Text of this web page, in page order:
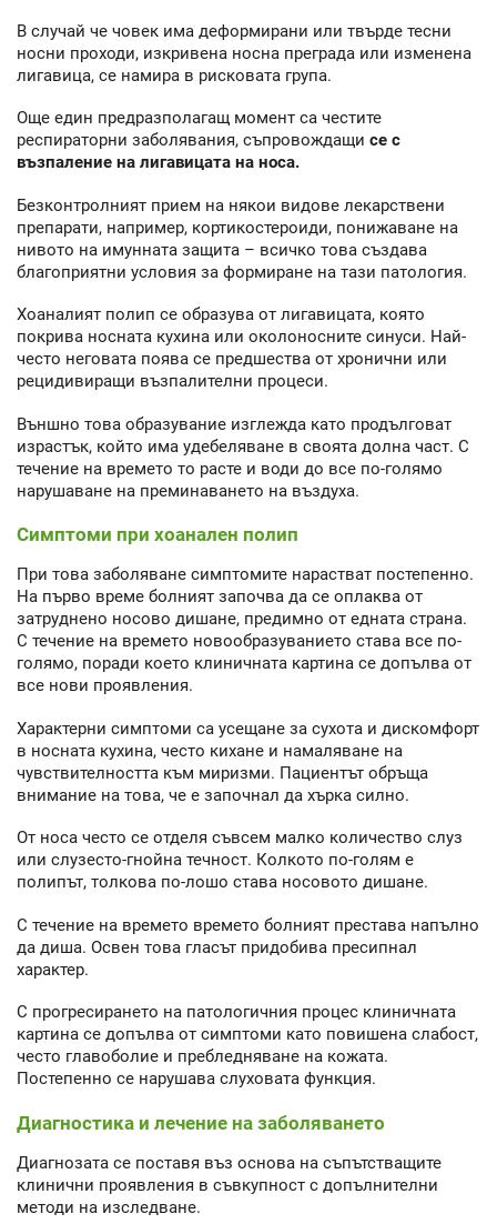
В случай че човек има деформирани или твърде тесни
носни проходи, изкривена носна преграда или изменена
лигавица, се намира в рисковата група.
Още един предразполагащ момент са честите
респираторни заболявания, съпровождащи се с
възпаление на лигавицата на носа.
Безконтролният прием на някои видове лекарствени
препарати, например, кортикостероиди, понижаване на
нивото на имунната защита – всичко това създава
благоприятни условия за формиране на тази патология.
Хоаналият полип се образува от лигавицата, която
покрива носната кухина или околоносните синуси. Най-
често неговата поява се предшества от хронични или
рецидивиращи възпалителни процеси.
Външно това образувание изглежда като продълговат
израстък, който има удебеляване в своята долна част. С
течение на времето то расте и води до все по-голямо
нарушаване на преминаването на въздуха.
Симптоми при хоанален полип
При това заболяване симптомите нарастват постепенно.
На първо време болният започва да се оплаква от
затруднено носово дишане, предимно от едната страна.
С течение на времето новообразуванието става все по-
голямо, поради което клиничната картина се допълва от
все нови проявления.
Характерни симптоми са усещане за сухота и дискомфорт
в носната кухина, често кихане и намаляване на
чувствителността към миризми. Пациентът обръща
внимание на това, че е започнал да хърка силно.
От носа често се отделя съвсем малко количество слуз
или слузесто-гнойна течност. Колкото по-голям е
полипът, толкова по-лошо става носовото дишане.
С течение на времето времето болният престава напълно
да диша. Освен това гласът придобива пресипнал
характер.
С прогресирането на патологичния процес клиничната
картина се допълва от симптоми като повишена слабост,
често главоболие и пребледняване на кожата.
Постепенно се нарушава слуховата функция.
Диагностика и лечение на заболяването
Диагнозата се поставя въз основа на съпътстващите
клинични проявления в съвкупност с допълнителни
методи на изследване.